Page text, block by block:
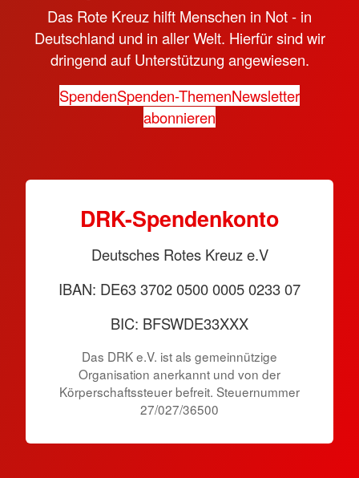
Das Rote Kreuz hilft Menschen in Not - in
Deutschland und in aller Welt. Hierfür sind wir
dringend auf Unterstützung angewiesen.
SpendenSpenden-ThemenNewsletter
abonnieren
DRK-Spendenkonto
Deutsches Rotes Kreuz e.V
IBAN: DE63 3702 0500 0005 0233 07
BIC: BFSWDE33XXX
Das DRK e.V. ist als gemeinnützige
Organisation anerkannt und von der
Körperschaftssteuer befreit. Steuernummer
27/027/36500